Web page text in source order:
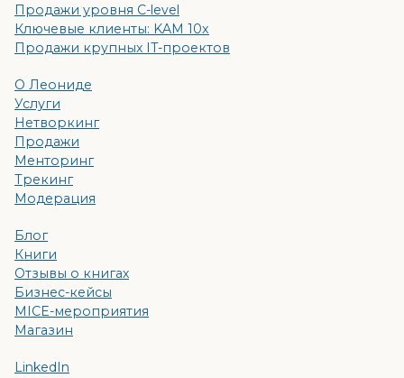
Продажи уровня C-level
Ключевые клиенты: KAM 10x
Продажи крупных IT-проектов
О Леониде
Услуги
Нетворкинг
Продажи
Менторинг
Трекинг
Модерация
Блог
Книги
Отзывы о книгах
Бизнес-кейсы
MICE-мероприятия
Магазин
LinkedIn